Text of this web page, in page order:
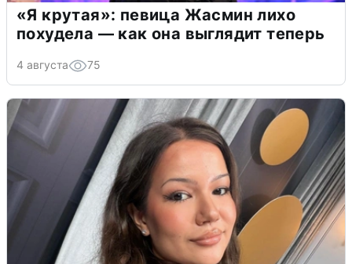
«Я крутая»: певица Жасмин лихо
похудела — как она выглядит теперь
4 августа 75